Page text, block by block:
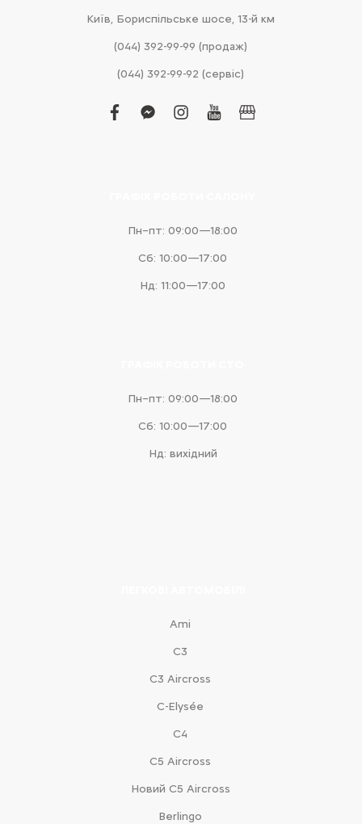
Київ, Бориспільське шосе, 13-й км
(044) 392-99-99 (продаж)
(044) 392-99-92 (сервіс)
facebook
facebook-
instagram
youtubebusiness
Пн–пт: 09:00—18:00
Сб: 10:00—17:00
Нд: 11:00—17:00
Пн–пт: 09:00—18:00
Сб: 10:00—17:00
Нд: вихідний
Ami
С3
С3 Aircross
C-Elysée
С4
С5 Aircross
Новий С5 Aircross
Berlingo